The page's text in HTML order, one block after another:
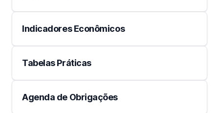
Indicadores Econômicos
Tabelas Práticas
Agenda de Obrigações